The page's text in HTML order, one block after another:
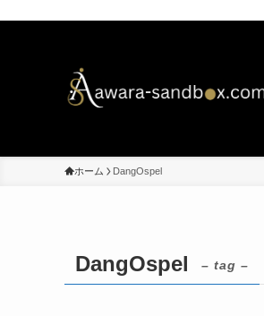
ホーム DangOspel
DangOspel – tag –